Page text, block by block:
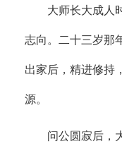
大师长大成人时
志向。二十三岁那
出家后，精进修持
源。
问公圆寂后，大